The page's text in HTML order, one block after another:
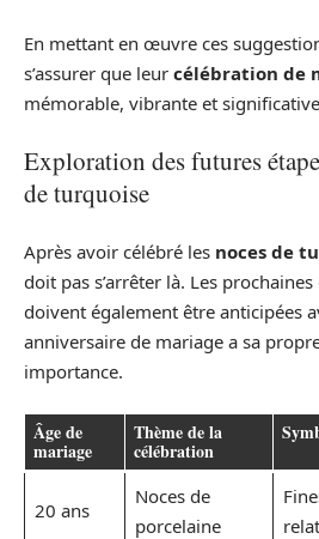
En mettant en œuvre ces
s’assurer que leur célébration de
mémorable, vibrante et
Exploration des futures
de turquoise
Après avoir célébré les noces de
doit pas s’arrêter là. Les prochaines
doivent également être anticipées
anniversaire de mariage a sa
importance.
Âge de
mariage
Thème de la
célébration
20 ans
Noces de
porcelaine